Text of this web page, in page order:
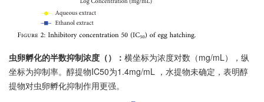
虫卵孵化的半数抑制浓度（）： 横坐标为浓度对数（mg/mL），纵
坐标为抑制率。醇提物IC50为1.4mg/mL ，水提物未确定，表明醇
提物对虫卵孵化抑制作用更强。